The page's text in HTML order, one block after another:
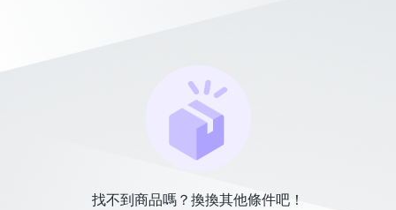
找不到商品嗎？換換其他條件吧！